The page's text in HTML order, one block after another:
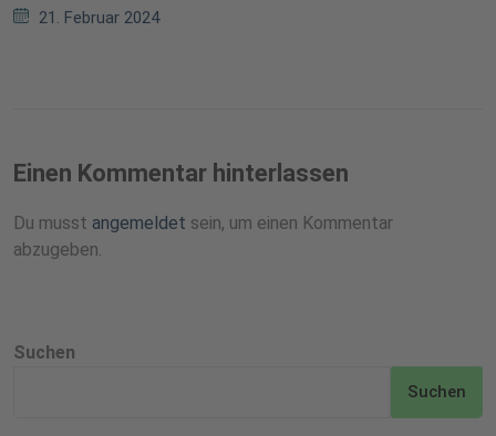
21. Februar 2024
Einen Kommentar hinterlassen
Du musst angemeldet sein, um einen Kommentar
abzugeben.
Suchen
Suchen